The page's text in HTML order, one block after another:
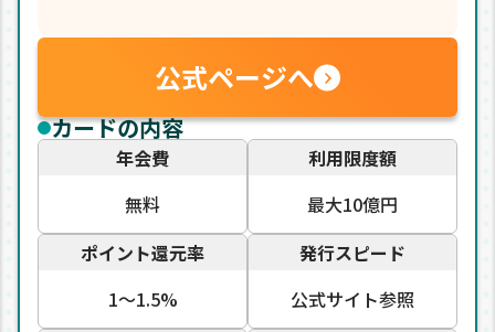
公式ページへ
カードの内容
年会費
無料
利用限度額
最大10億円
ポイント還元率
1〜1.5%
発行スピード
公式サイト参照